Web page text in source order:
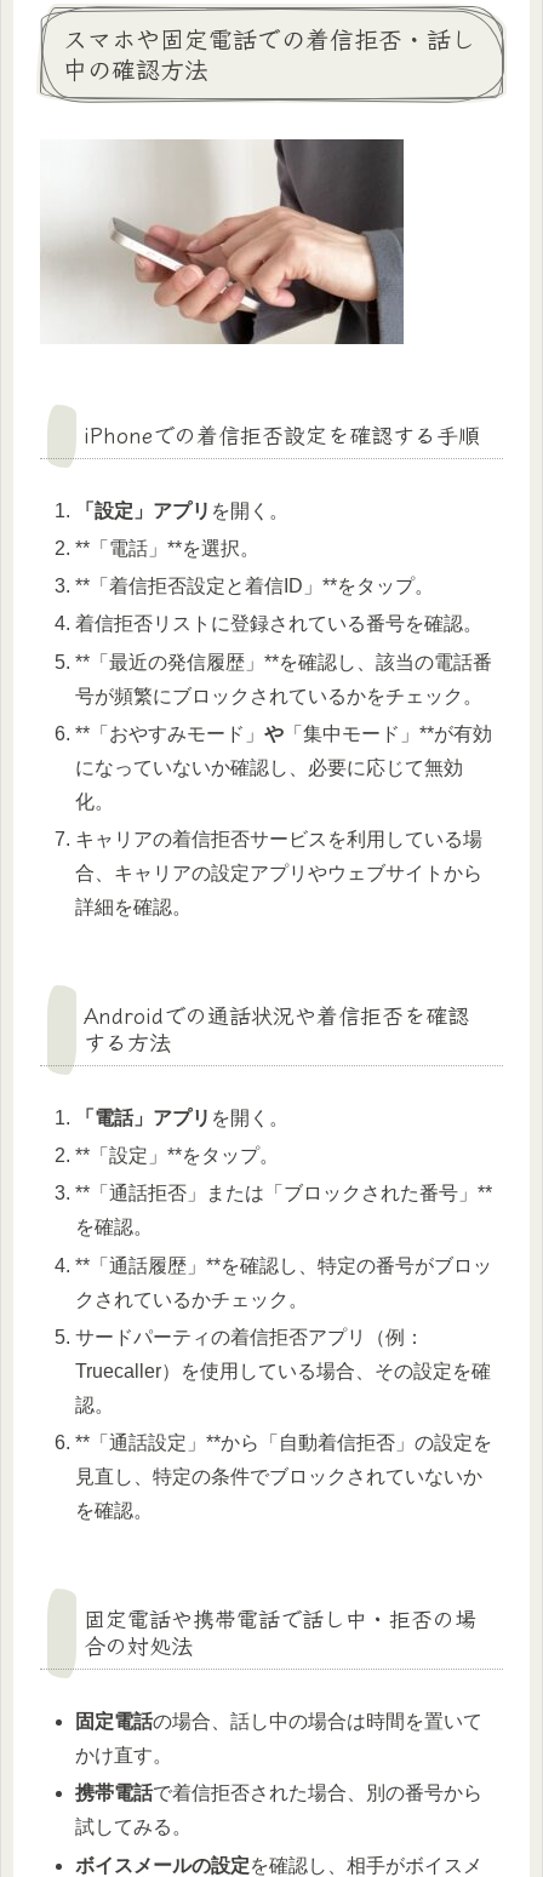
スマホや固定電話での着信拒否・話し
中の確認方法
iPhoneでの着信拒否設定を確認する手順
「設定」アプリ を開く。
**「電話」**を選択。
**「着信拒否設定と着信ID」**をタップ。
着信拒否リストに登録されている番号を確認。
**「最近の発信履歴」**を確認し、該当の電話番
号が頻繁にブロックされているかをチェック。
**「おやすみモード」や 「集中モード」**が有効
になっていないか確認し、必要に応じて無効
化。
キャリアの着信拒否サービスを利用している場
合、キャリアの設定アプリやウェブサイトから
詳細を確認。
Androidでの通話状況や着信拒否を確認
する方法
「電話」アプリ を開く。
**「設定」**をタップ。
**「通話拒否」または「ブロックされた番号」**
を確認。
**「通話履歴」**を確認し、特定の番号がブロッ
クされているかチェック。
サードパーティの着信拒否アプリ（例：
Truecaller）を使用している場合、その設定を確
認。
**「通話設定」**から「自動着信拒否」の設定を
見直し、特定の条件でブロックされていないか
を確認。
固定電話や携帯電話で話し中・拒否の場
合の対処法
固定電話の場合、話し中の場合は時間を置いて
かけ直す。
携帯電話で着信拒否された場合、別の番号から
試してみる。
ボイスメールの設定を確認し、相手がボイスメ